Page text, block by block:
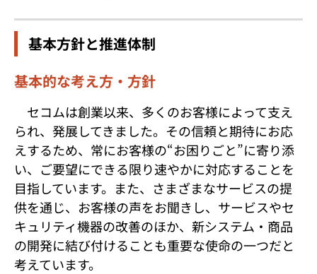
基本方針と推進体制
基本的な考え方・方針
セコムは創業以来、多くのお客様によって支え
られ、発展してきました。その信頼と期待にお応
えするため、常にお客様の“お困りごと”に寄り添
い、ご要望にできる限り速やかに対応することを
目指しています。また、さまざまなサービスの提
供を通じ、お客様の声をお聞きし、サービスやセ
キュリティ機器の改善のほか、新システム・商品
の開発に結び付けることも重要な使命の一つだと
考えています。